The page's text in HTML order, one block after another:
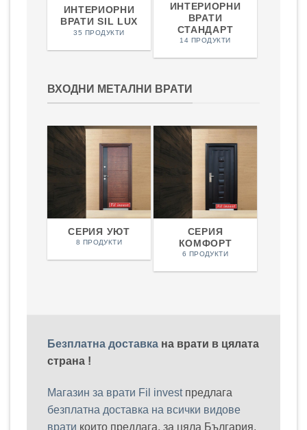
ИНТЕРИОРНИ
ВРАТИ SIL LUX
35 ПРОДУКТИ
ИНТЕРИОРНИ
ВРАТИ
СТАНДАРТ
14 ПРОДУКТИ
ВХОДНИ МЕТАЛНИ ВРАТИ
СЕРИЯ УЮТ
8 ПРОДУКТИ
СЕРИЯ
КОМФОРТ
6 ПРОДУКТИ
Безплатна доставка на врати в цялата
страна !
Магазин за врати Fil investпредлага
безплатна доставка на всички видове
врати които предлага, за цяла България,